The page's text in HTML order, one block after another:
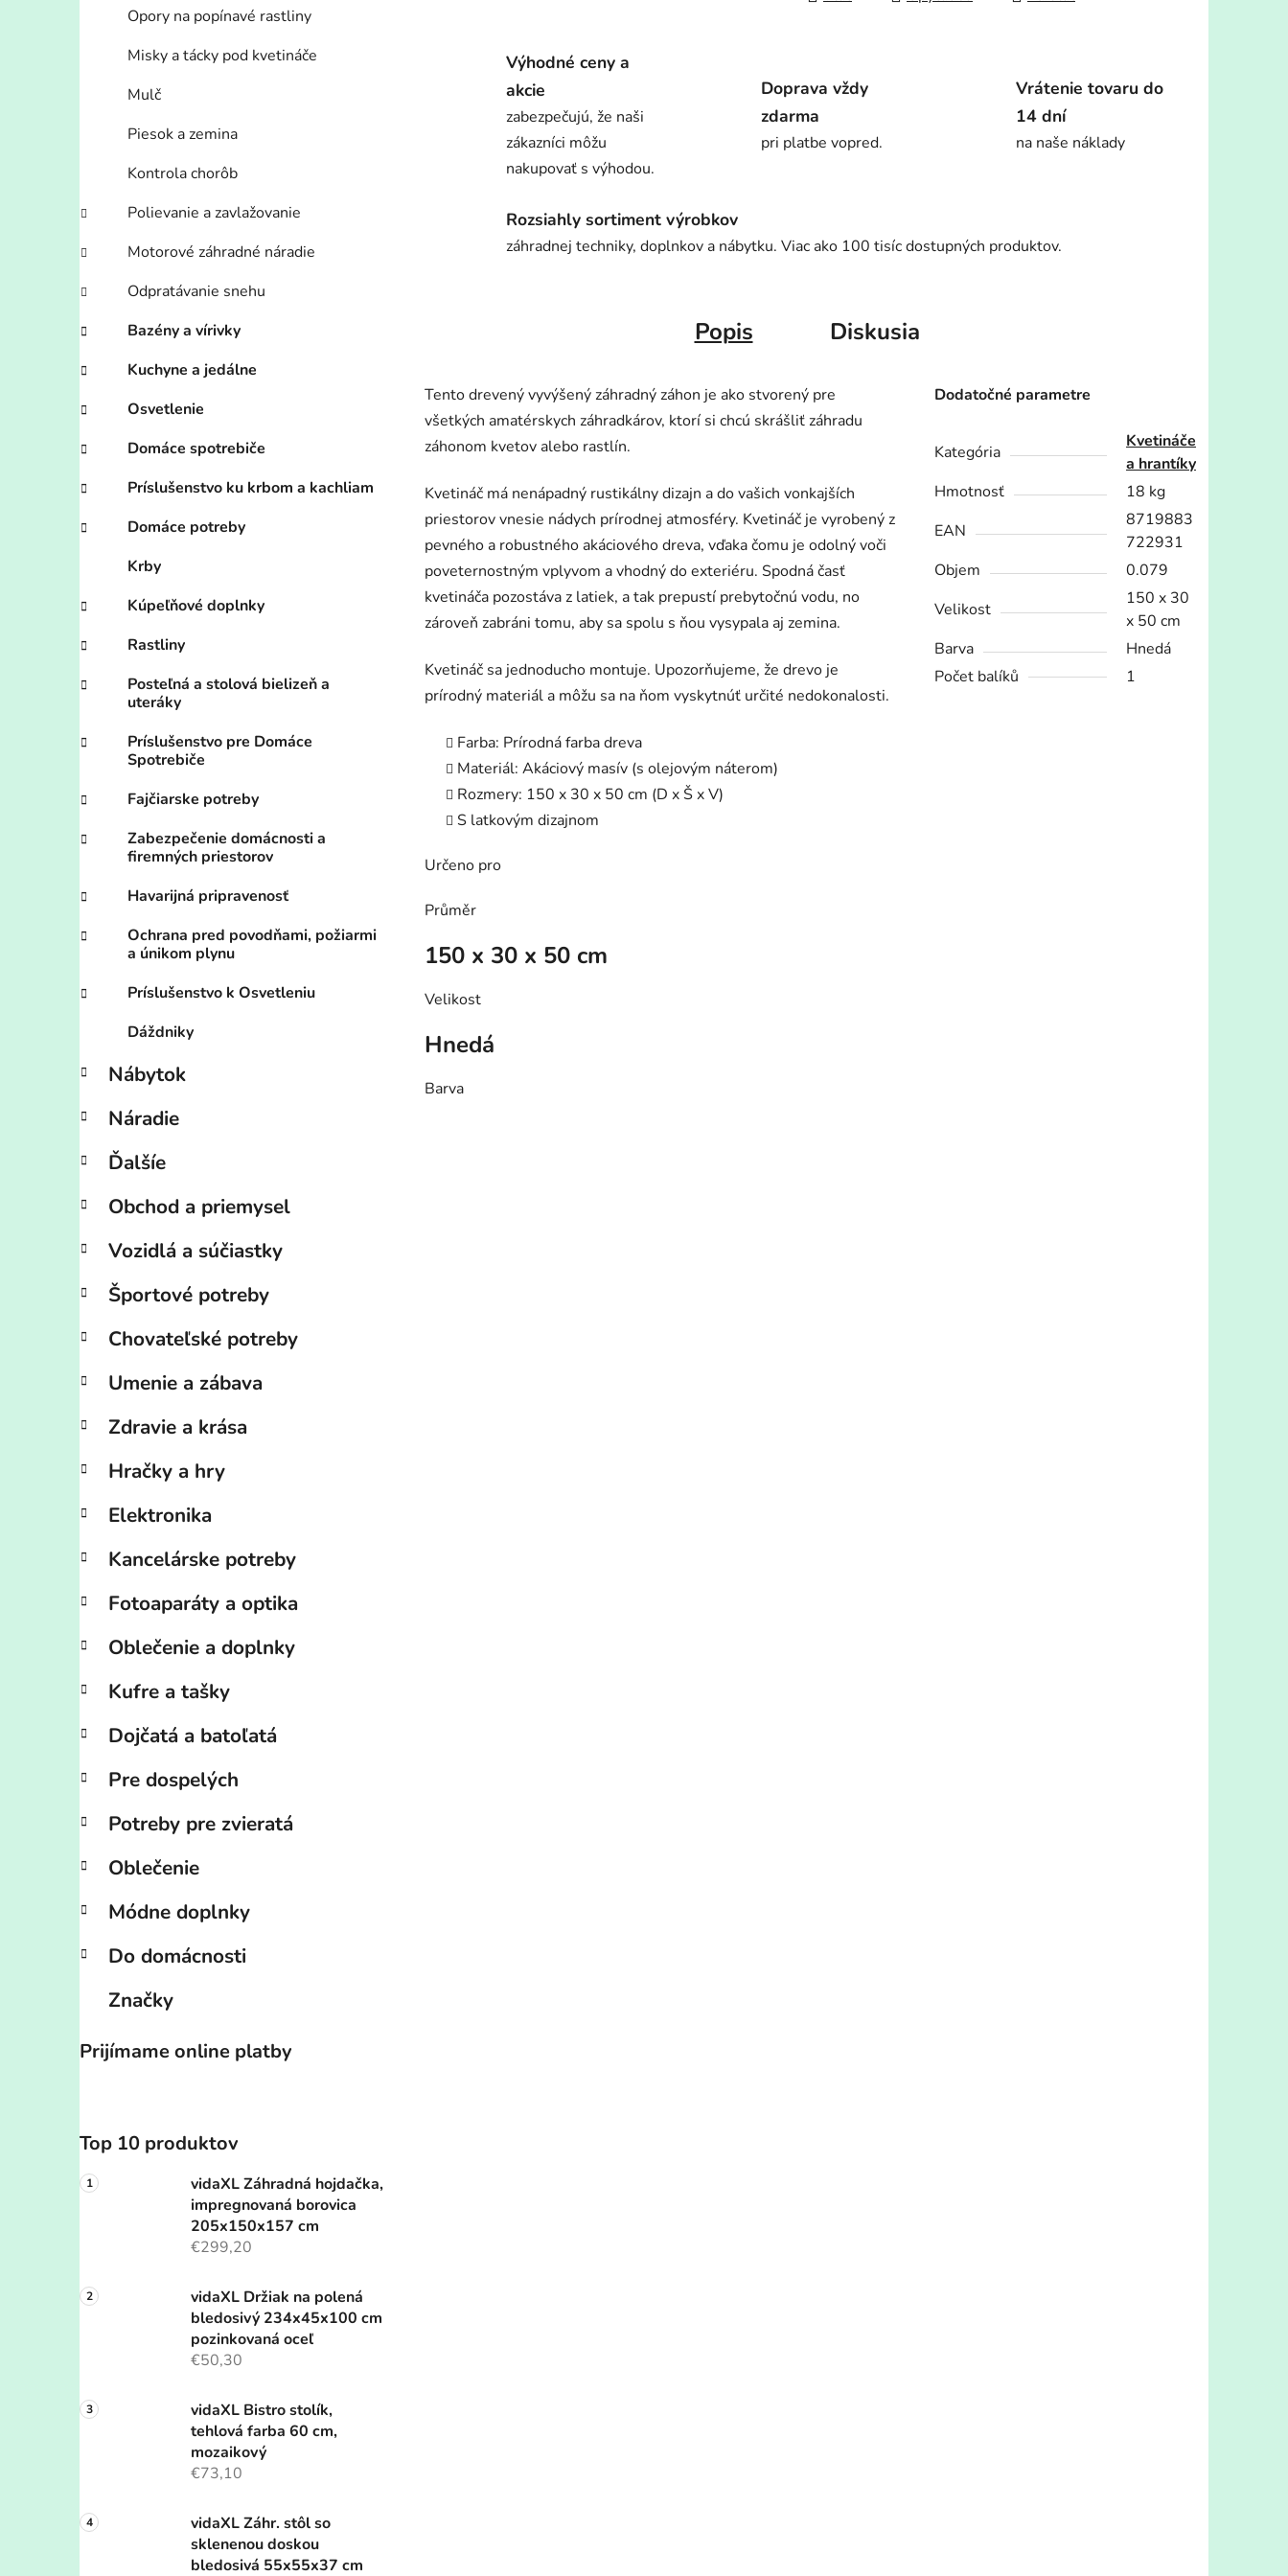
Opory na popínavé rastliny
Misky a tácky pod kvetináče
Mulč
Piesok a zemina
Kontrola chorôb
Polievanie a zavlažovanie
Motorové záhradné náradie
Odpratávanie snehu
Bazény a vírivky
Kuchyne a jedálne
Osvetlenie
Domáce spotrebiče
Príslušenstvo ku krbom a kachliam
Domáce potreby
Krby
Kúpeľňové doplnky
Rastliny
Posteľná a stolová bielizeň a
uteráky
Príslušenstvo pre Domáce
Spotrebiče
Fajčiarske potreby
Zabezpečenie domácnosti a
firemných priestorov
Havarijná pripravenosť
Ochrana pred povodňami, požiarmi
a únikom plynu
Príslušenstvo k Osvetleniu
Dáždniky
Nábytok
Náradie
Ďalšíe
Obchod a priemysel
Vozidlá a súčiastky
Športové potreby
Chovateľské potreby
Umenie a zábava
Zdravie a krása
Hračky a hry
Elektronika
Kancelárske potreby
Fotoaparáty a optika
Oblečenie a doplnky
Kufre a tašky
Dojčatá a batoľatá
Pre dospelých
Potreby pre zvieratá
Oblečenie
Módne doplnky
Do domácnosti
Značky
Prijímame online platby
Top 10 produktov
vidaXL Záhradná hojdačka,
impregnovaná borovica
205x150x157 cm
€299,20
vidaXL Držiak na polená
bledosivý 234x45x100 cm
pozinkovaná oceľ
€50,30
vidaXL Bistro stolík,
tehlová farba 60 cm,
mozaikový
€73,10
vidaXL Záhr. stôl so
sklenenou doskou
bledosivá 55x55x37 cm
Výhodné ceny a
akcie
zabezpečujú, že naši
zákazníci môžu
nakupovať s výhodou.
Doprava vždy
zdarma
pri platbe vopred.
Vrátenie tovaru do
14 dní
na naše náklady
Rozsiahly sortiment výrobkov
záhradnej techniky, doplnkov a nábytku. Viac ako 100 tisíc dostupných produktov.
Popis Diskusia
Tento drevený vyvýšený záhradný záhon je ako stvorený pre
všetkých amatérskych záhradkárov, ktorí si chcú skrášliť záhradu
záhonom kvetov alebo rastlín.
Kvetináč má nenápadný rustikálny dizajn a do vašich vonkajších
priestorov vnesie nádych prírodnej atmosféry. Kvetináč je vyrobený z
pevného a robustného akáciového dreva, vďaka čomu je odolný voči
poveternostným vplyvom a vhodný do exteriéru. Spodná časť
kvetináča pozostáva z latiek, a tak prepustí prebytočnú vodu, no
zároveň zabráni tomu, aby sa spolu s ňou vysypala aj zemina.
Kvetináč sa jednoducho montuje. Upozorňujeme, že drevo je
prírodný materiál a môžu sa na ňom vyskytnúť určité nedokonalosti.
Farba: Prírodná farba dreva
Materiál: Akáciový masív (s olejovým náterom)
Rozmery: 150 x 30 x 50 cm (D x Š x V)
S latkovým dizajnom
Určeno pro
Průměr
150 x 30 x 50 cm
Velikost
Hnedá
Barva
Dodatočné parametre
Kategória
Kvetináče
a hrantíky
Hmotnosť
18 kg
EAN
8719883
722931
Objem
0.079
Velikost
150 x 30
x 50 cm
Barva
Hnedá
Počet balíků
1